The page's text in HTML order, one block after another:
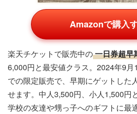
Amazonで購入
楽天チケットで販売中の一日券超早
6,000円と最安値クラス。2024年9月
での限定販売で、早期にゲットした
せます。中人3,500円、小人1,500円
学校の友達や甥っ子へのギフトに最